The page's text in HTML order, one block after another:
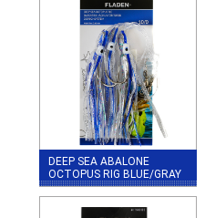
DEEP SEA ABALONE
OCTOPUS RIG BLUE/GRAY